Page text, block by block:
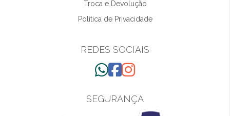
Troca e Devolução
Política de Privacidade
REDES SOCIAIS
SEGURANÇA